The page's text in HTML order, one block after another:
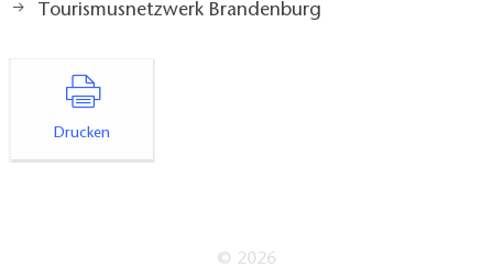
Tourismusnetzwerk Brandenburg
Drucken
© 2026